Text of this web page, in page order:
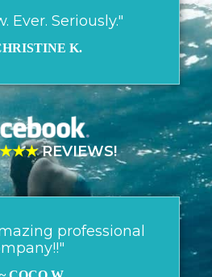
Ever. Seriously."
K.
REVIEWS!
professional